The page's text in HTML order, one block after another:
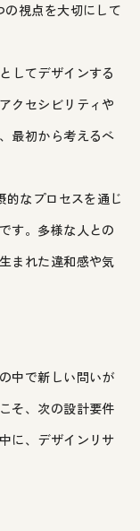
視点を大切にして
してデザインする
クセシビリティや
最初から考えるべ
なプロセスを通じ
す。多様な人との
まれた違和感や気
中で新しい問いが
そ、次の設計要件
に、デザインリサ